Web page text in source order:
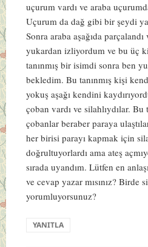
uçurum vardı ve araba
Uçurum da dağ gibi bir şeydi
Sonra araba aşağıda
yukardan izliyordum ve bu üç
tanınmış bir isimdi sonra ben
bekledim. Bu tanınmış kişi
yokuş aşağı kendini
çoban vardı ve silahlıydılar. Bu
çobanlar beraber paraya
her birisi parayı kapmak için
doğrultuyorlardı ama ateş
sırada uyandım. Lütfen en
ve cevap yazar mısınız? Birde
yorumluyorsunuz?
YANITLA